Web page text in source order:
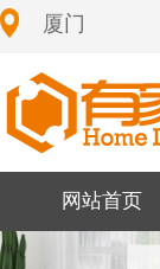
厦门
网站首页